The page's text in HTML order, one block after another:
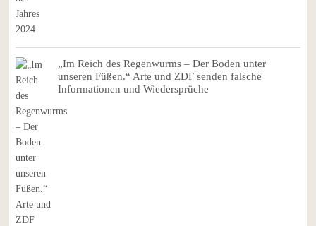
„Im Reich des Regenwurms – Der Boden unter
unseren Füßen.“ Arte und ZDF senden falsche
Informationen und Wiedersprüche